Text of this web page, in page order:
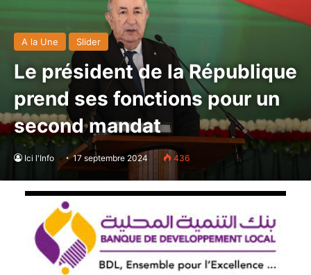
A la Une Slider
Le président de la République
prend ses fonctions pour un
second mandat
Ici l'Info 17 septembre 2024 436